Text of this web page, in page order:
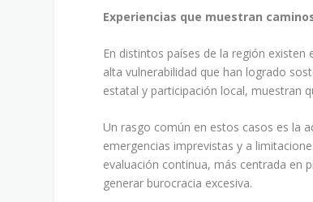
Experiencias que muestran
En distintos países de la región
alta vulnerabilidad que han logrado
estatal y participación local, muestran
Un rasgo común en estos casos es la
emergencias imprevistas y a
evaluación continua, más centrada en
generar burocracia excesiva.